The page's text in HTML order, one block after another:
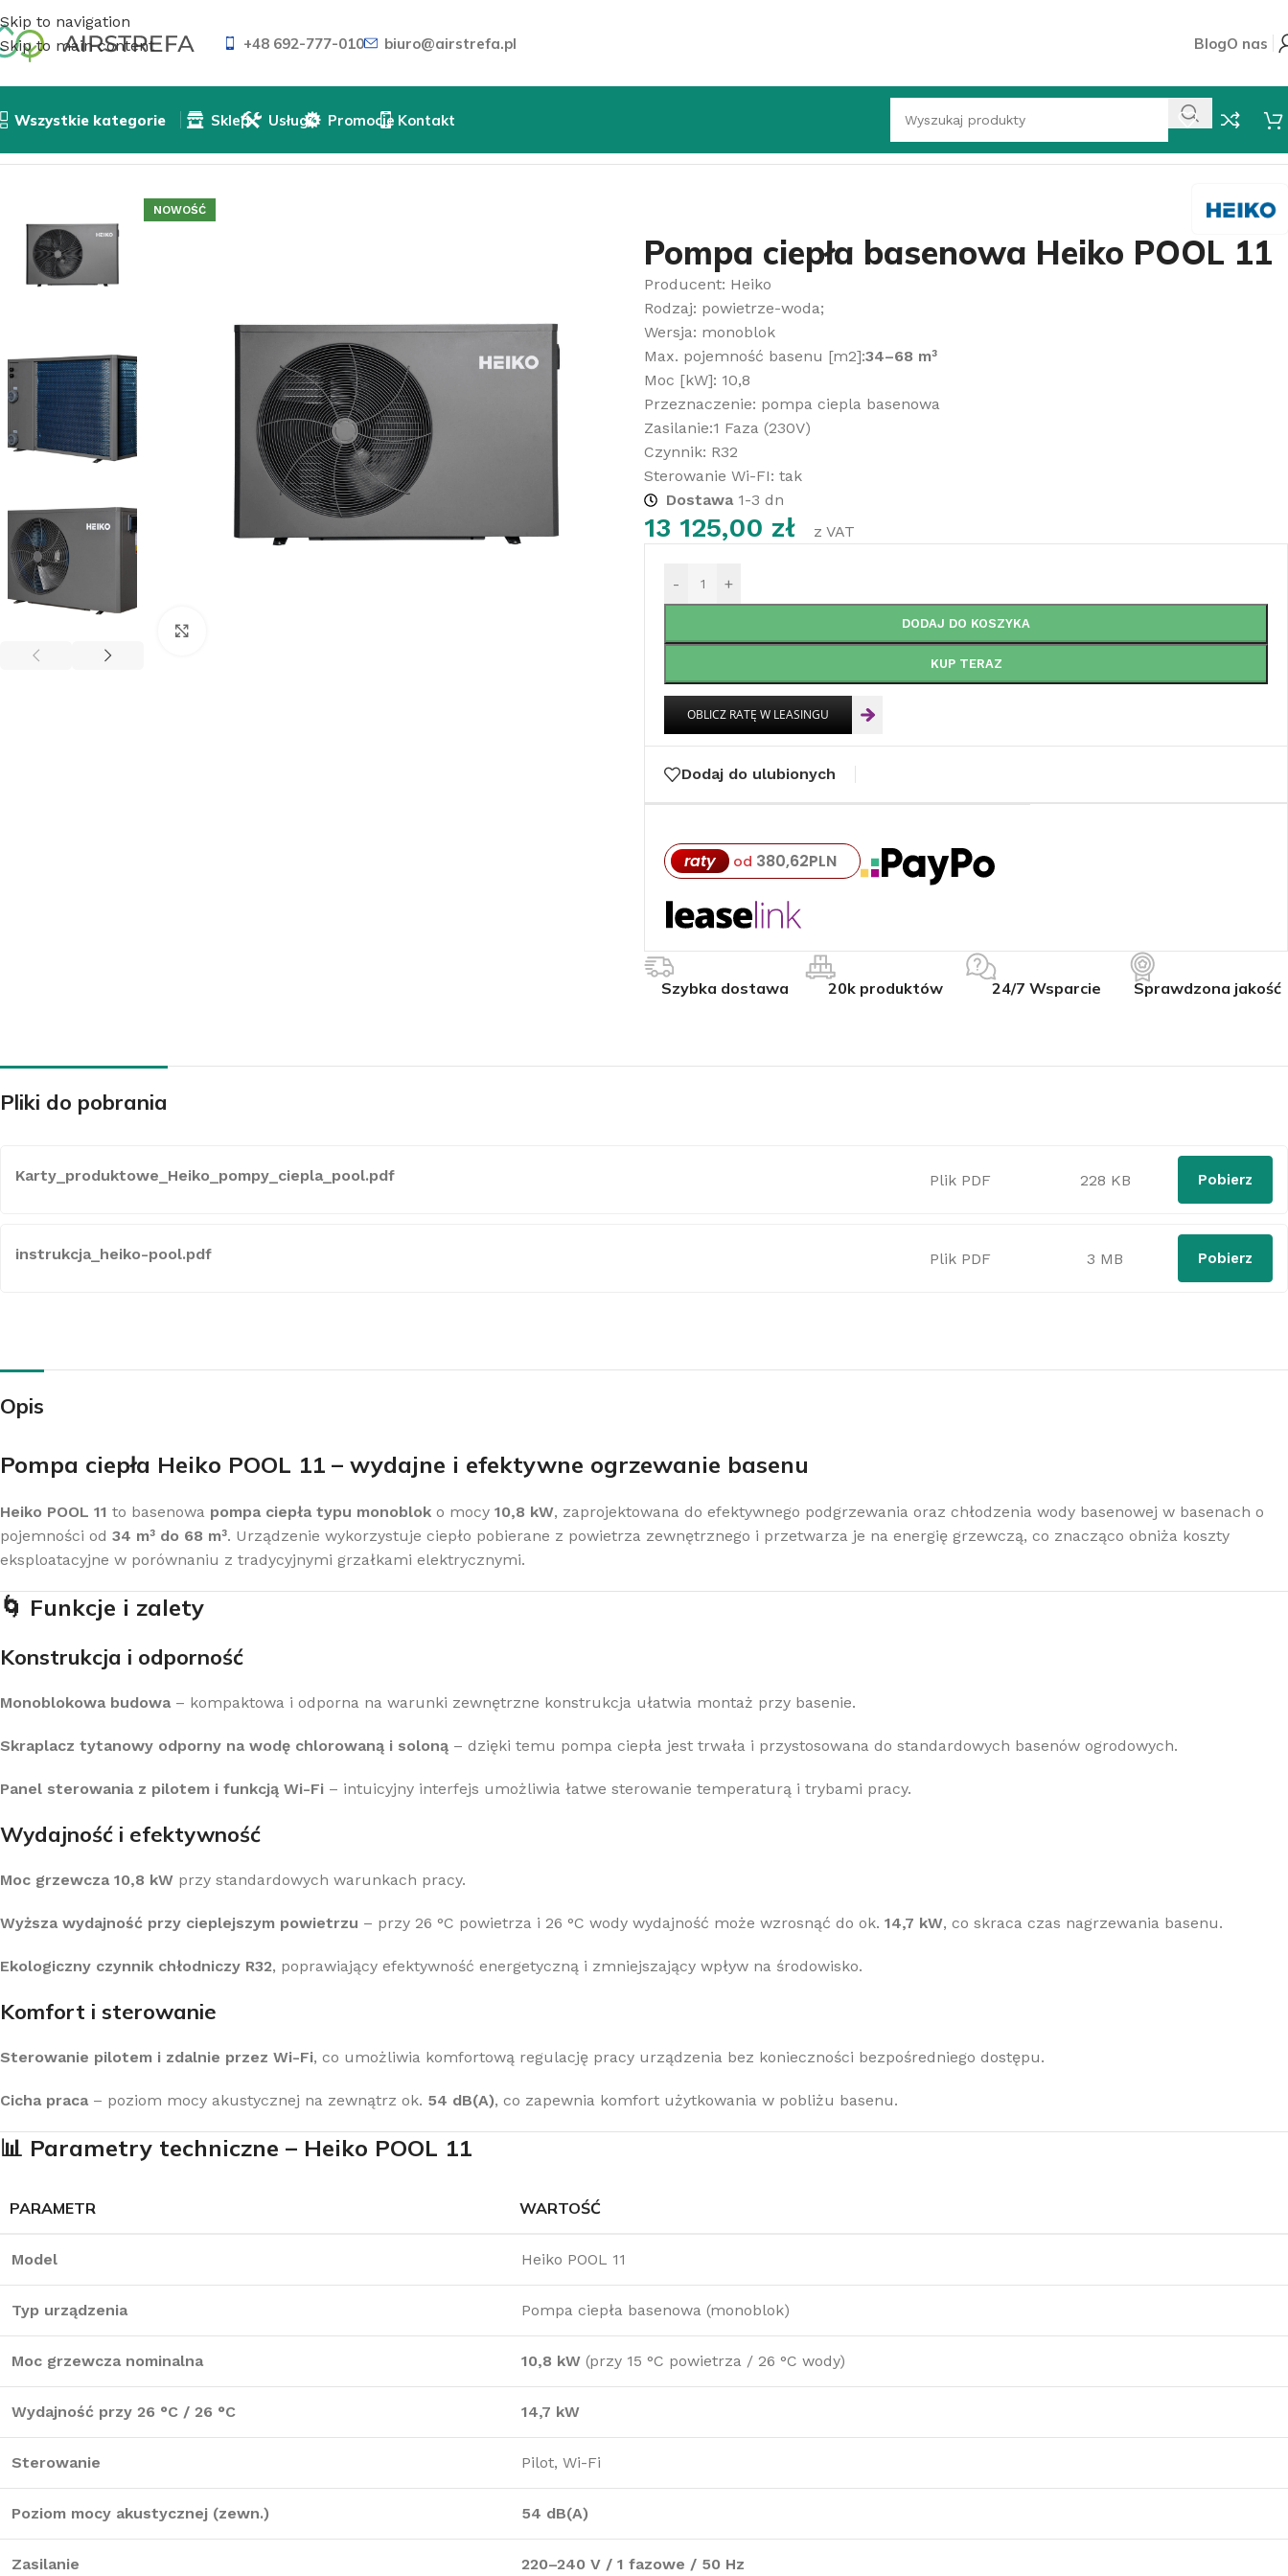
Skip to navigation
Skip to main content
+48 692-777-010 biuro@airstrefa.pl BlogO nas
Wszystkie kategorie
Klimatyzatory przenośne
Klimatyzatory konsole
Klimatyzatory kanałowe
Klimatyzacje
Sklep Usługi Promocje Kontakt
NOWOŚĆ
Pompa ciepła basenowa Heiko POOL 11
Producent: Heiko
Rodzaj: powietrze-woda;
Wersja: monoblok
Max. pojemność basenu [m2]:34–68 m³
Moc [kW]: 10,8
Przeznaczenie: pompa ciepla basenowa
Zasilanie:1 Faza (230V)
Czynnik: R32
Sterowanie Wi-FI: tak
Dostawa1-3 dn
13 125,00 zł z VAT
- +
DODAJ DO KOSZYKA
KUP TERAZ
Dodaj do ulubionych
raty od 380,62PLN
Szybka dostawa 20k produktów 24/7 Wsparcie Sprawdzona jakość
Pliki do pobrania
Karty_produktowe_Heiko_pompy_ciepla_pool.pdf Plik PDF 228 KB Pobierz
instrukcja_heiko-pool.pdf Plik PDF 3 MB Pobierz
Opis
Pompa ciepła Heiko POOL 11 – wydajne i efektywne ogrzewanie basenu
Heiko POOL 11 to basenowa pompa ciepła typu monoblok o mocy 10,8 kW, zaprojektowana do efektywnego podgrzewania oraz chłodzenia wody basenowej w basenach o
pojemności od 34 m³ do 68 m³. Urządzenie wykorzystuje ciepło pobierane z powietrza zewnętrznego i przetwarza je na energię grzewczą, co znacząco obniża koszty
eksploatacyjne w porównaniu z tradycyjnymi grzałkami elektrycznymi.
🌀 Funkcje i zalety
Konstrukcja i odporność
Monoblokowa budowa – kompaktowa i odporna na warunki zewnętrzne konstrukcja ułatwia montaż przy basenie.
Skraplacz tytanowy odporny na wodę chlorowaną i soloną – dzięki temu pompa ciepła jest trwała i przystosowana do standardowych basenów ogrodowych.
Panel sterowania z pilotem i funkcją Wi-Fi – intuicyjny interfejs umożliwia łatwe sterowanie temperaturą i trybami pracy.
Wydajność i efektywność
Moc grzewcza 10,8 kW przy standardowych warunkach pracy.
Wyższa wydajność przy cieplejszym powietrzu – przy 26 °C powietrza i 26 °C wody wydajność może wzrosnąć do ok. 14,7 kW, co skraca czas nagrzewania basenu.
Ekologiczny czynnik chłodniczy R32, poprawiający efektywność energetyczną i zmniejszający wpływ na środowisko.
Komfort i sterowanie
Sterowanie pilotem i zdalnie przez Wi-Fi, co umożliwia komfortową regulację pracy urządzenia bez konieczności bezpośredniego dostępu.
Cicha praca – poziom mocy akustycznej na zewnątrz ok. 54 dB(A), co zapewnia komfort użytkowania w pobliżu basenu.
📊 Parametry techniczne – Heiko POOL 11
PARAMETR WARTOŚĆ
Model Heiko POOL 11
Typ urządzenia Pompa ciepła basenowa (monoblok)
Moc grzewcza nominalna 10,8 kW (przy 15 °C powietrza / 26 °C wody)
Wydajność przy 26 °C / 26 °C 14,7 kW
Sterowanie Pilot, Wi-Fi
Poziom mocy akustycznej (zewn.) 54 dB(A)
Zasilanie 220–240 V / 1 fazowe / 50 Hz